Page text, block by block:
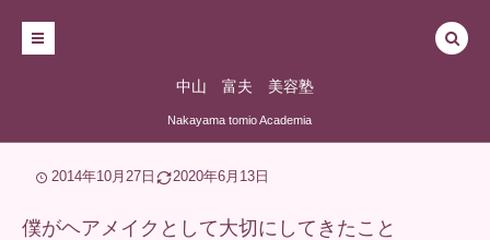
中山 富夫 美容塾
Nakayama tomio Academia
2014年10月27日 2020年6月13日
僕がヘアメイクとして大切にしてきたこと